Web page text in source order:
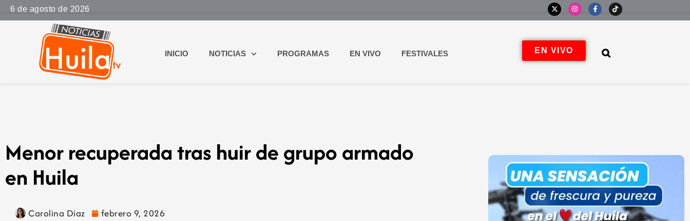
6 de agosto de 2026
INICIO NOTICIAS PROGRAMAS EN VIVO FESTIVALES EN VIVO
Menor recuperada tras huir de grupo armado
en Huila
Carolina Diaz febrero 9, 2026